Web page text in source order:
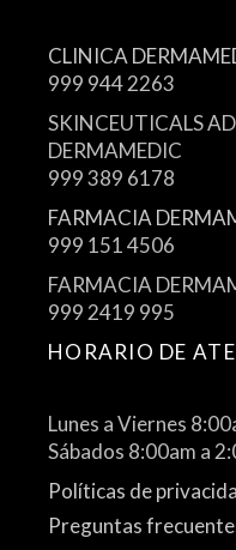
CLINICA
999 944 2263
SKINCEUTICALS
DERMAMEDIC
999 389 6178
FARMACIA
999 151 4506
FARMACIA
999 2419 995
HORARIO DE
Lunes a Viernes
Sábados 8:00am a
Políticas de
Preguntas